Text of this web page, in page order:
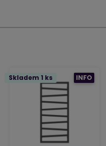
Skladem 1 ks INFO